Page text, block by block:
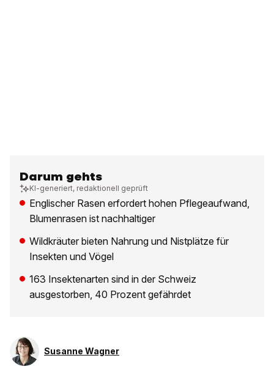
Darum gehts
KI-generiert, redaktionell geprüft
Englischer Rasen erfordert hohen Pflegeaufwand,
Blumenrasen ist nachhaltiger
Wildkräuter bieten Nahrung und Nistplätze für
Insekten und Vögel
163 Insektenarten sind in der Schweiz
ausgestorben, 40 Prozent gefährdet
Susanne Wagner